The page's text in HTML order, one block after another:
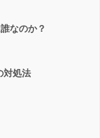
なのか？
対処法